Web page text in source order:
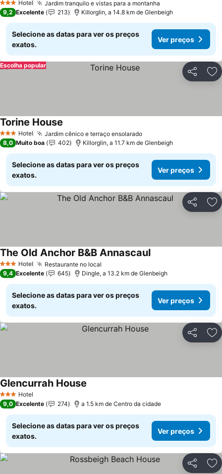
3 EstrelasHotel
Jardim tranquilo e vistas para a montanha
9,2 Excelente 213 Killorglin, a 14.8 km de Glenbeigh
Selecione as datas para ver os preços
exatos.
Ver preços
Partilhar
Escolha popular
3 EstrelasHotel Jardim cênico e terraço ensolarado
Torine House
8,0 Muito boa 402 Killorglin, a 11.7 km de Glenbeigh
Selecione as datas para ver os preços
exatos.
Ver preços
Partilhar
3 EstrelasHotel Restaurante no local
The Old Anchor B&B Annascaul
9,4 Excelente 645 Dingle, a 13.2 km de Glenbeigh
Selecione as datas para ver os preços
exatos.
Ver preços
Partilhar
3 EstrelasHotel
Glencurrah House
9,0 Excelente 274 a 1.5 km de Centro da cidade
Selecione as datas para ver os preços
exatos.
Ver preços
Partilhar